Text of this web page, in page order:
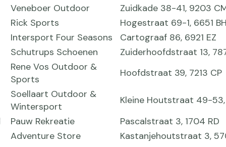
Veneboer Outdoor
Zuidkade 38-41, 9203
Rick Sports
Hogestraat 69-1, 6651 BH
Intersport Four Seasons
Cartograaf 86, 6921 EZ
Schutrups Schoenen
Zuiderhoofdstraat 13,
Rene Vos Outdoor &
Sports
Hoofdstraat 39, 7213 CP
Soellaart Outdoor &
Wintersport
Kleine Houtstraat 49-53,
Pauw Rekreatie
Pascalstraat 3, 1704 RD
Adventure Store
Kastanjehoutstraat 3,